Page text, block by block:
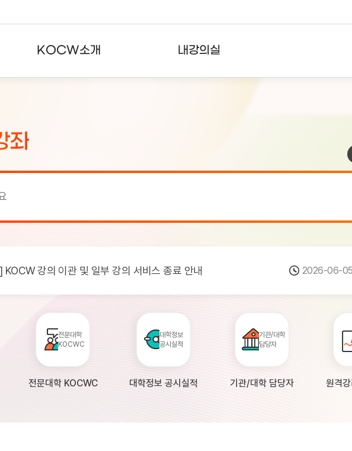
KOCW소개 내강의실
좌
스점검] KOCW 서비스 점검 안내(7월 24일 19:00 ~ 7월... 2026-07-
KOCW 강의 이관 및 일부 강의 서비스 종료 안내 2026-06-
2026년 대학정보공시 대학의 원격강좌 현황 조사 안내(자주묻... 2026-04-
전문대학
KOCWC
전문대학 KOCWC
대학정보
공시실적
대학정보 공시실적
기관/대학
담당자
기관/대학 담당자 원격